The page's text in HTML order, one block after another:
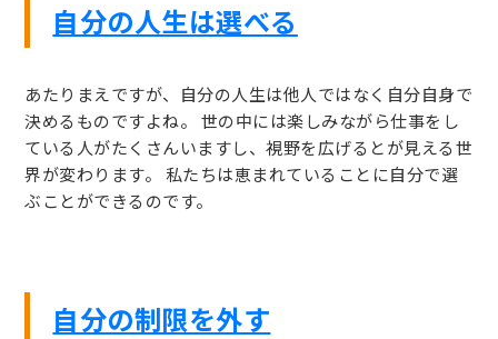
自分の人生は選べる
あたりまえですが、自分の人生は他人ではなく自分自身で
決めるものですよね。 世の中には楽しみながら仕事をし
ている人がたくさんいますし、視野を広げるとが見える世
界が変わります。 私たちは恵まれていることに自分で選
ぶことができるのです。
自分の制限を外す